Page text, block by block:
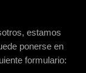
estamos
ponerse en
formulario: